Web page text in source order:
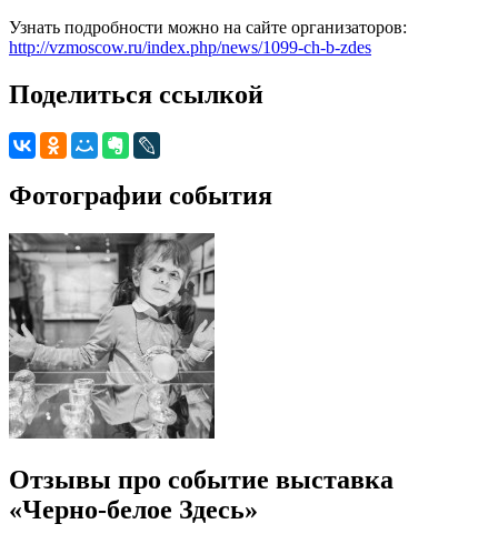
Узнать подробности можно на сайте организаторов:
http://vzmoscow.ru/index.php/news/1099-ch-b-zdes
Поделиться ссылкой
Фотографии события
Отзывы про событие выставка
«Черно-белое Здесь»